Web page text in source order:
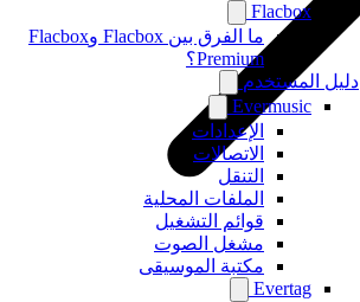
Flacbox
ما الفرق بين Flacbox وFlacbox
Premium؟
دليل المستخدم
Evermusic
الإعدادات
الاتصالات
التنقل
الملفات المحلية
قوائم التشغيل
مشغل الصوت
مكتبة الموسيقى
Evertag